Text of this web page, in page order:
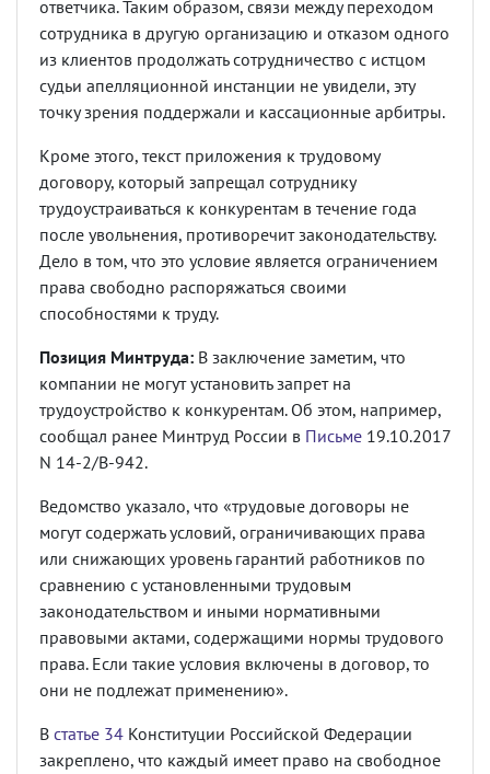
ответчика. Таким образом, связи между переходом
сотрудника в другую организацию и отказом одного
из клиентов продолжать сотрудничество с истцом
судьи апелляционной инстанции не увидели, эту
точку зрения поддержали и кассационные арбитры.
Кроме этого, текст приложения к трудовому
договору, который запрещал сотруднику
трудоустраиваться к конкурентам в течение года
после увольнения, противоречит законодательству.
Дело в том, что это условие является ограничением
права свободно распоряжаться своими
способностями к труду.
Позиция Минтруда: В заключение заметим, что
компании не могут установить запрет на
трудоустройство к конкурентам. Об этом, например,
сообщал ранее Минтруд России в Письме 19.10.2017
N 14-2/В-942.
Ведомство указало, что «трудовые договоры не
могут содержать условий, ограничивающих права
или снижающих уровень гарантий работников по
сравнению с установленными трудовым
законодательством и иными нормативными
правовыми актами, содержащими нормы трудового
права. Если такие условия включены в договор, то
они не подлежат применению».
В статье 34 Конституции Российской Федерации
закреплено, что каждый имеет право на свободное